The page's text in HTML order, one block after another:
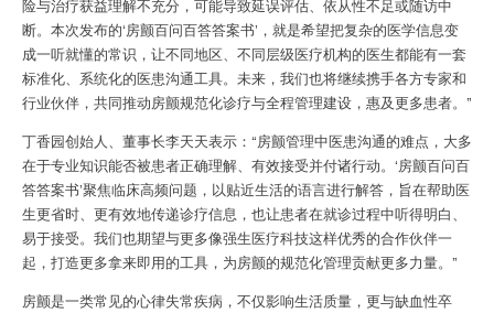
险与治疗获益理解不充分，可能导致延误评估、依从性不足或随访中
断。本次发布的‘房颤百问百答答案书’，就是希望把复杂的医学信息变
成一听就懂的常识，让不同地区、不同层级医疗机构的医生都能有一套
标准化、系统化的医患沟通工具。未来，我们也将继续携手各方专家和
行业伙伴，共同推动房颤规范化诊疗与全程管理建设，惠及更多患者。”
丁香园创始人、董事长李天天表示：“房颤管理中医患沟通的难点，大多
在于专业知识能否被患者正确理解、有效接受并付诸行动。‘房颤百问百
答答案书’聚焦临床高频问题，以贴近生活的语言进行解答，旨在帮助医
生更省时、更有效地传递诊疗信息，也让患者在就诊过程中听得明白、
易于接受。我们也期望与更多像强生医疗科技这样优秀的合作伙伴一
起，打造更多拿来即用的工具，为房颤的规范化管理贡献更多力量。”
房颤是一类常见的心律失常疾病，不仅影响生活质量，更与缺血性卒